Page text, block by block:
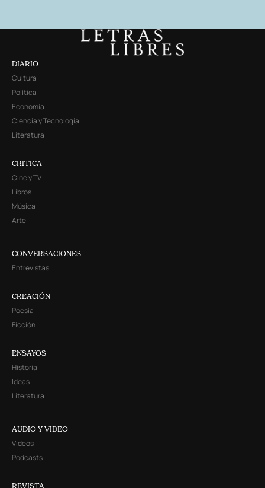
DIARIO
Cultura
Política
Economía
Ciencia y Tecnología
Literatura
CRITICA
Cine y TV
Libros
Música
Arte
CONVERSACIONES
Entrevistas
CREACIÓN
Poesía
Ficción
ENSAYOS
Historia
Ideas
Literatura
AUDIO Y VIDEO
Videos
Podcasts
REVISTA